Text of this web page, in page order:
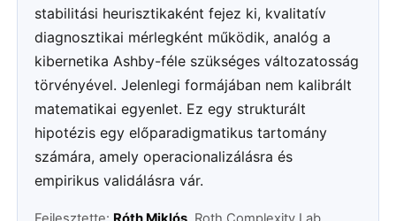
stabilitási heurisztikaként fejez ki, kvalitatív
diagnosztikai mérlegként működik, analóg a
kibernetika Ashby-féle szükséges változatosság
törvényével. Jelenlegi formájában nem kalibrált
matematikai egyenlet. Ez egy strukturált
hipotézis egy előparadigmatikus tartomány
számára, amely operacionalizálásra és
empirikus validálásra vár.